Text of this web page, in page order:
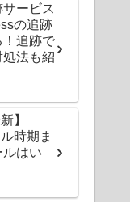
サービス
の追跡
！追跡で
処法も紹
】
時期ま
ルはい